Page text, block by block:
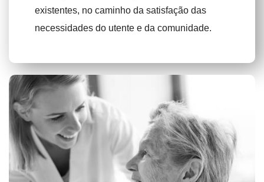
existentes, no caminho da satisfação das
necessidades do utente e da comunidade.